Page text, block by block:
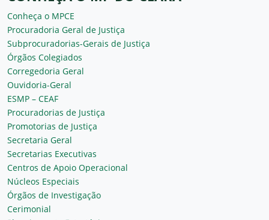
Conheça o MPCE
Procuradoria Geral de Justiça
Subprocuradorias-Gerais de Justiça
Órgãos Colegiados
Corregedoria Geral
Ouvidoria-Geral
ESMP – CEAF
Procuradorias de Justiça
Promotorias de Justiça
Secretaria Geral
Secretarias Executivas
Centros de Apoio Operacional
Núcleos Especiais
Órgãos de Investigação
Cerimonial